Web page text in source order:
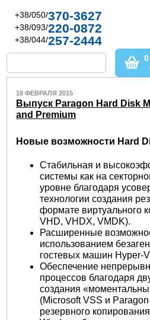
+38/050/370-3627
+38/093/220-0872
+38/044/257-2444
18 ФЕВРАЛЯ 2015
Выпуск Paragon Hard Disk
and Premium
Новые возможности Hard
Стабильная и
системы как на
уровне благодаря
технологии создания
формате виртуального
VHD, VHDX, VMDK).
Расширенные
использованием
гостевых машин Hyper-
Обеспечение
процессов благодаря
создания
(Microsoft VSS и
резервного